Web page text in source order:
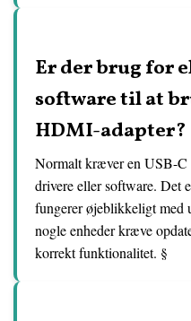
Er der brug for
software til at
HDMI-adapter?
Normalt kræver en USB-
drivere eller software. Det
fungerer øjeblikkeligt med
nogle enheder kræve
korrekt funktionalitet. §